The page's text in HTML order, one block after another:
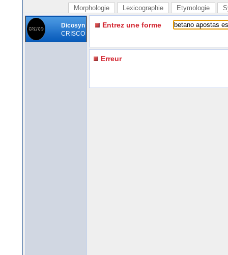
Morphologie Lexicographie Etymologie
Dicosyn
CRISCO
Entrez une forme
Erreur